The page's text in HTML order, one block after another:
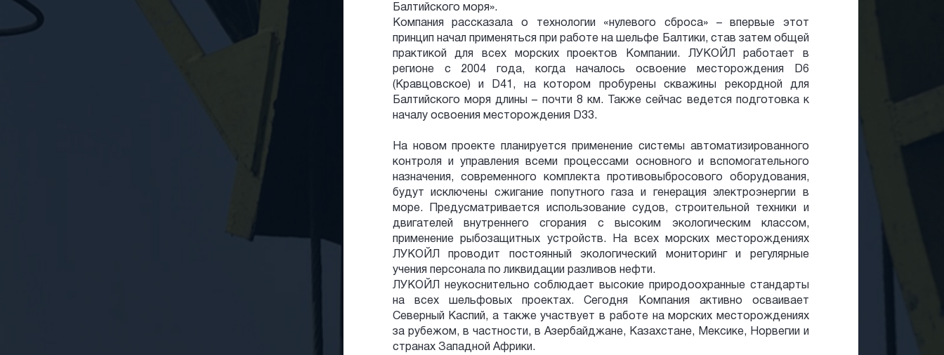
Балтийского моря».
Компания рассказала о технологии «нулевого сброса» – впервые этот
принцип начал применяться при работе на шельфе Балтики, став затем общей
практикой для всех морских проектов Компании. ЛУКОЙЛ работает в
регионе с 2004 года, когда началось освоение месторождения D6
(Кравцовское) и D41, на котором пробурены скважины рекордной для
Балтийского моря длины – почти 8 км. Также сейчас ведется подготовка к
началу освоения месторождения D33.
На новом проекте планируется применение системы автоматизированного
контроля и управления всеми процессами основного и вспомогательного
назначения, современного комплекта противовыбросового оборудования,
будут исключены сжигание попутного газа и генерация электроэнергии в
море. Предусматривается использование судов, строительной техники и
двигателей внутреннего сгорания с высоким экологическим классом,
применение рыбозащитных устройств. На всех морских месторождениях
ЛУКОЙЛ проводит постоянный экологический мониторинг и регулярные
учения персонала по ликвидации разливов нефти.
ЛУКОЙЛ неукоснительно соблюдает высокие природоохранные стандарты
на всех шельфовых проектах. Сегодня Компания активно осваивает
Северный Каспий, а также участвует в работе на морских месторождениях
за рубежом, в частности, в Азербайджане, Казахстане, Мексике, Норвегии и
странах Западной Африки.